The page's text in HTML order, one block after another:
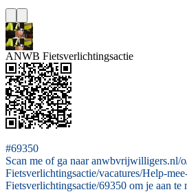
ANWB Fietsverlichtingsactie
#69350
Scan me of ga naar
Fietsverlichtingsactie/vacatures/Help-
Fietsverlichtingsactie/69350 om je aan te